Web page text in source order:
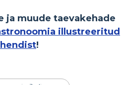
ja muude taevakehade
illustreeritud
!